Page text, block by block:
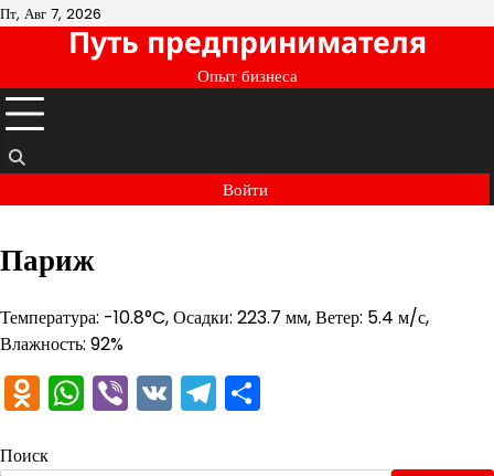
Перейти
содержимому
Пт, Авг 7, 2026
Путь предпринимателя
Опыт бизнеса
Войти
Париж
Температура: -10.8°C, Осадки: 223.7 мм, Ветер: 5.4 м/с,
Влажность: 92%
Odnoklassniki
WhatsApp
Viber
VKTelegram
Поиск